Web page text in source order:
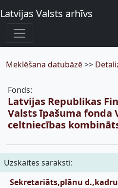
Latvijas Valsts arhīvs
Meklēšana datubāzē>>
Fonds:
Latvijas Republikas
Valsts īpašuma fonda
celtniecības
Uzskaites saraksti:
Sekretariāts,plānu d.,kadru